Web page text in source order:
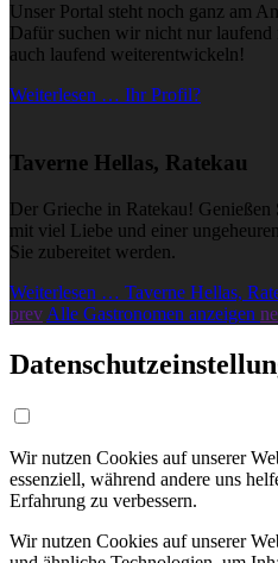
Unser Portal steht noch ganz am
Dafür suchen wir nicht nur laufend
auch laufend weiterentwickeln!
Weiterlesen … Ihr Profil?
Taverne Hellas, Ratekau
Der Grieche in Ratekau! Genießen
mit viel Liebe und einer
Sie zubereitet werden.
Weiterlesen … Taverne Hellas,
prev Alle Gastronomen anzeigen
Wir nutzen Cookies auf unserer
essenziell, während andere uns
Erfahrung zu verbessern.
Wir nutzen Cookies auf unserer